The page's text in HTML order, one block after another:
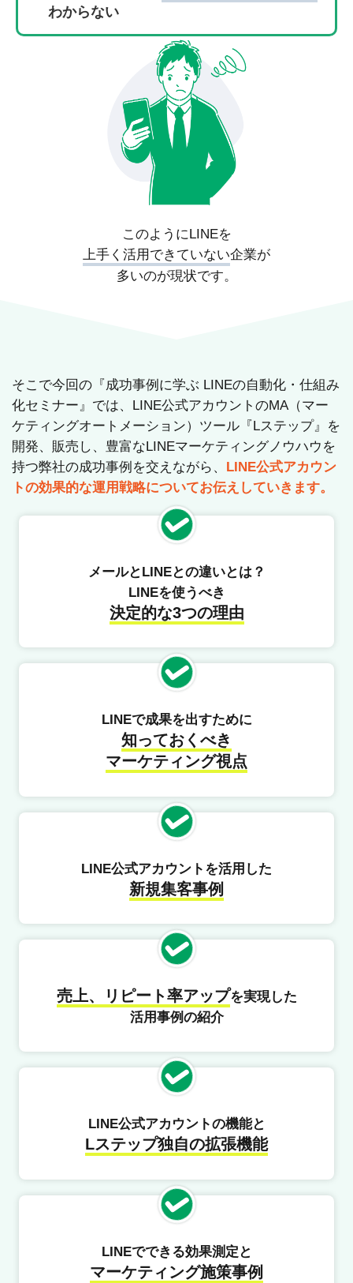
わからない
このようにLINEを
上手く活用できていない企業が
多いのが現状です。
そこで今回の『成功事例に学ぶ LINEの自動化・仕組み
化セミナー』では、LINE公式アカウントのMA（マー
ケティングオートメーション）ツール『Lステップ』を
開発、販売し、豊富なLINEマーケティングノウハウを
持つ弊社の成功事例を交えながら、 LINE公式アカウン
トの効果的な運用戦略についてお伝えしていきます。
メールとLINEとの違いとは？
LINEを使うべき
決定的な3つの理由
LINEで成果を出すために
知っておくべき
マーケティング視点
LINE公式アカウントを活用した
新規集客事例
売上、リピート率アップを実現した
活用事例の紹介
LINE公式アカウントの機能と
Lステップ独自の拡張機能
LINEでできる効果測定と
マーケティング施策事例